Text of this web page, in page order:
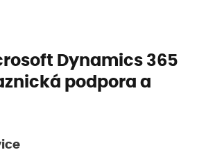
Dynamics 365
podpora a